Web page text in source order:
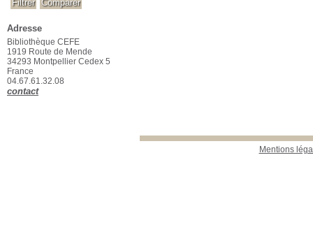
Mentions
Adresse
Bibliothèque CEFE
1919 Route de Mende
34293 Montpellier Cedex 5
France
04.67.61.32.08
contact